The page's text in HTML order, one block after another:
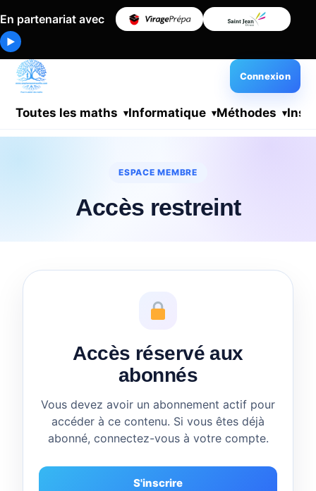
En partenariat avec
▶
Toutes les maths Informatique Méthodes
Connexion
ESPACE MEMBRE
Accès restreint
Accès réservé aux
abonnés
Vous devez avoir un abonnement actif pour
accéder à ce contenu. Si vous êtes déjà
abonné, connectez-vous à votre compte.
S'inscrire